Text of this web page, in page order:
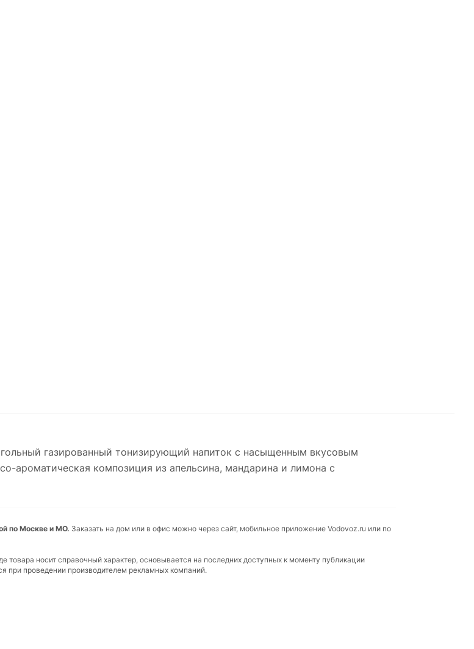
газированный тонизирующий напиток с насыщенным вкусовым
ароматическая композиция из апельсина, мандарина и лимона с
по Москве и МО. Заказать на дом или в офис можно через сайт, мобильное приложение Vodovoz.ru или по
носит справочный характер, основывается на последних доступных к моменту публикации
при проведении производителем рекламных компаний.